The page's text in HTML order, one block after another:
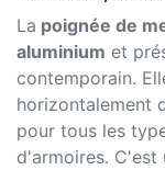
La poignée de
aluminium et
contemporain.
horizontalement
pour tous les
d'armoires. C'est